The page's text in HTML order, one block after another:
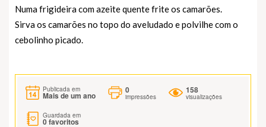
Numa frigideira com azeite quente frite os camarões.
Sirva os camarões no topo do aveludado e polvilhe com o
cebolinho picado.
Publicada em
Mais de um ano
0
impressões
158
visualizações
Guardada em
0favoritos